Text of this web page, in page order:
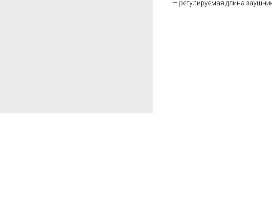
— регулируемая длина